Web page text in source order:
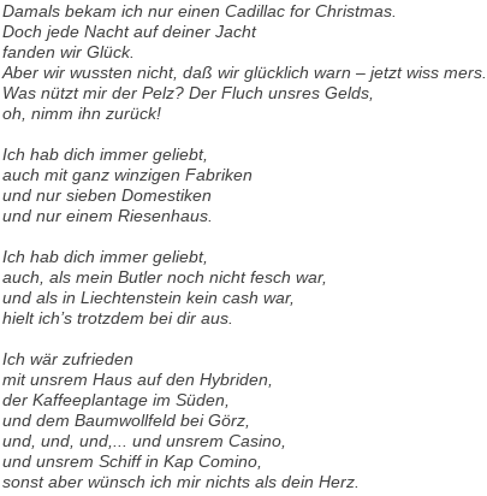
Damals bekam ich nur einen Cadillac for Christmas.
Doch jede Nacht auf deiner Jacht
fanden wir Glück.
Aber wir wussten nicht, daß wir glücklich warn – jetzt wiss mers.
Was nützt mir der Pelz? Der Fluch unsres Gelds,
oh, nimm ihn zurück!
Ich hab dich immer geliebt,
auch mit ganz winzigen Fabriken
und nur sieben Domestiken
und nur einem Riesenhaus.
Ich hab dich immer geliebt,
auch, als mein Butler noch nicht fesch war,
und als in Liechtenstein kein cash war,
hielt ich’s trotzdem bei dir aus.
Ich wär zufrieden
mit unsrem Haus auf den Hybriden,
der Kaffeeplantage im Süden,
und dem Baumwollfeld bei Görz,
und, und, und,... und unsrem Casino,
und unsrem Schiff in Kap Comino,
sonst aber wünsch ich mir nichts als dein Herz.